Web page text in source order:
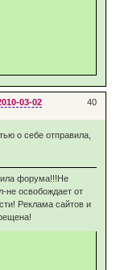
40
03-02
о себе отправила,
форума!!!Не
не освобождает от
Реклама сайтов и